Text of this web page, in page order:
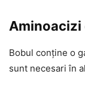
Aminoacizi
Bobul conține o
sunt necesari în